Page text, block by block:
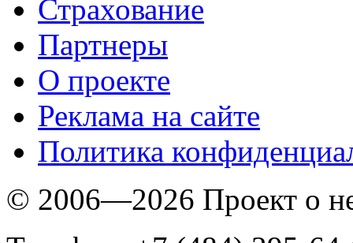
Страхование
Партнеры
O проекте
Реклама на сайте
Политика
© 2006—2026 Проект о